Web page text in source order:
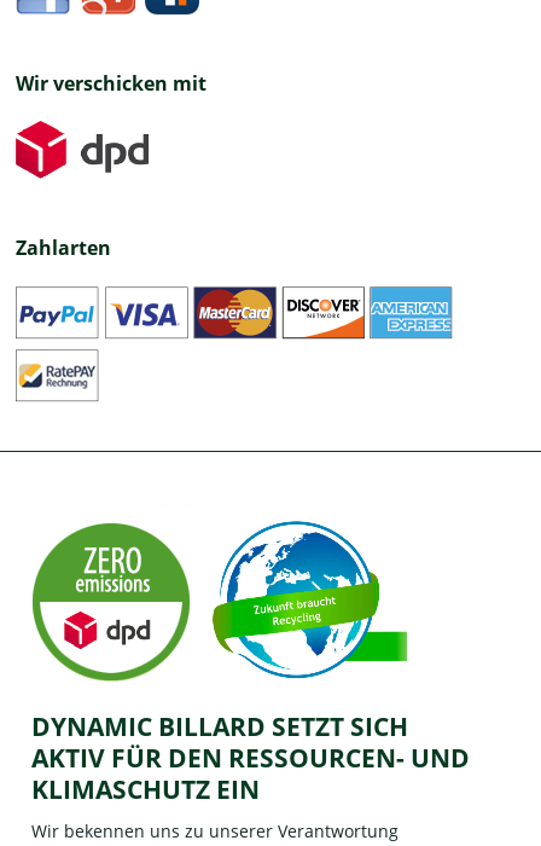
Wir verschicken mit
Zahlarten
DYNAMIC BILLARD SETZT SICH
AKTIV FÜR DEN RESSOURCEN- UND
KLIMASCHUTZ EIN
Wir bekennen uns zu unserer Verantwortung